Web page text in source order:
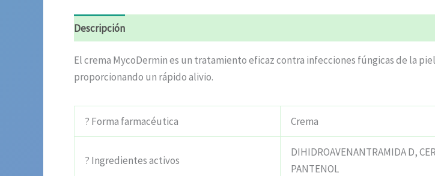
Descripción
El crema MycoDermin es un tratamiento eficaz contra infecciones fúngicas de la
proporcionando un rápido alivio.
? Forma farmacéutica Crema
? Ingredientes activos
DIHIDROAVENANTRAMIDA D,
PANTENOL